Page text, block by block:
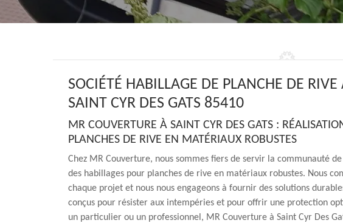
SOCIÉTÉ HABILLAGE DE PLANCHE DE
SAINT CYR DES GATS 85410
MR COUVERTURE À SAINT CYR DES GATS :
PLANCHES DE RIVE EN MATÉRIAUX ROBUSTES
Chez MR Couverture, nous sommes fiers de servir la communauté
des habillages pour planches de rive en matériaux robustes. Nous
chaque projet et nous nous engageons à fournir des solutions
conçus pour résister aux intempéries et pour offrir une protection
un particulier ou un professionnel, MR Couverture à Saint Cyr Des